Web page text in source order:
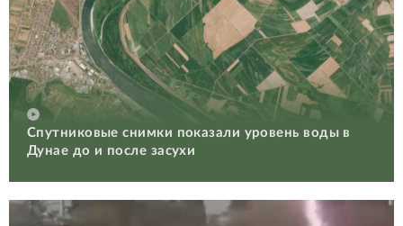
Спутниковые снимки показали уровень воды в
Дунае до и после засухи